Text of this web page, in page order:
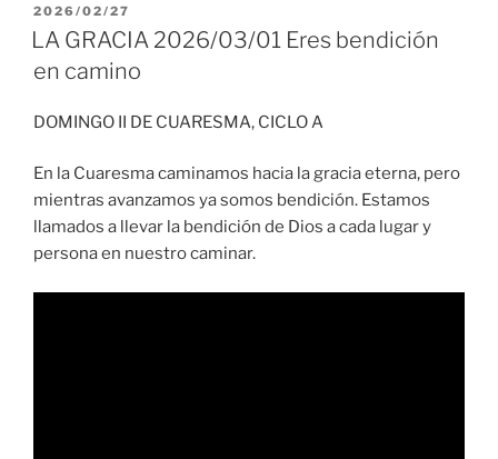
PUBLICADO
EL
2026/02/27
LA GRACIA 2026/03/01 Eres bendición
en camino
DOMINGO II DE CUARESMA, CICLO A
En la Cuaresma caminamos hacia la gracia eterna, pero
mientras avanzamos ya somos bendición. Estamos
llamados a llevar la bendición de Dios a cada lugar y
persona en nuestro caminar.